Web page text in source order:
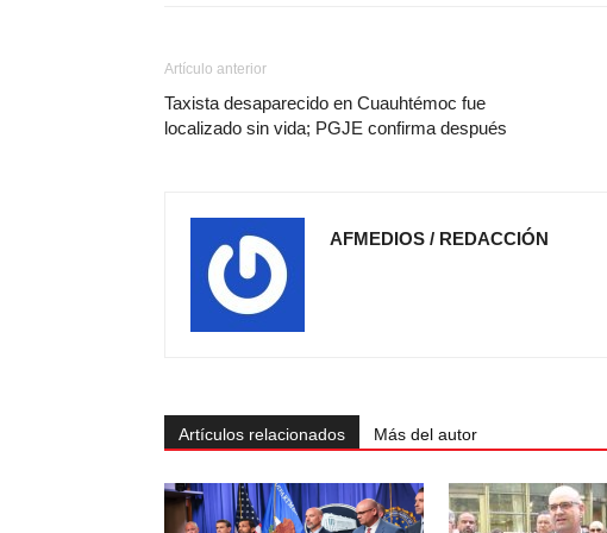
Artículo anterior
Taxista desaparecido en Cuauhtémoc fue
localizado sin vida; PGJE confirma después
AFMEDIOS / REDACCIÓN
Artículos relacionados Más del autor